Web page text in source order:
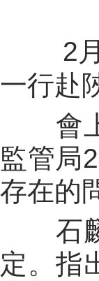
2 月
一行赴
會
監管局
存在的
石
定。指